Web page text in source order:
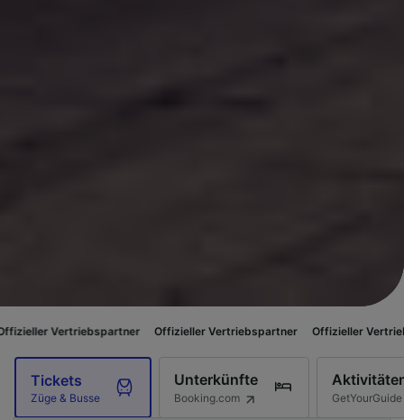
Offizieller Vertriebspartner Offizieller Vertriebspartner
Tickets
Züge & Busse
Unterkünfte
Booking.com GetYourGuide